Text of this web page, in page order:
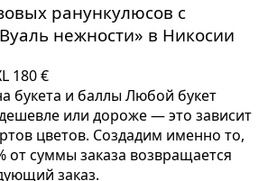
ранункулюсов с
нежности» в Никосии
180 €
букета и баллыЛюбой букет
или дороже — это зависит
цветов. Создадим именно то,
от суммы заказа возвращается
заказ.